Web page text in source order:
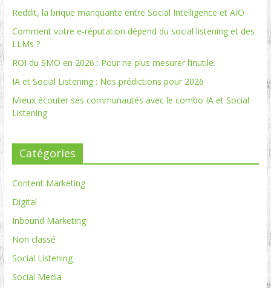
Reddit, la brique manquante entre Social Intelligence et AIO
Comment votre e-réputation dépend du social listening et des
LLMs ?
ROI du SMO en 2026 : Pour ne plus mesurer l’inutile.
IA et Social Listening : Nos prédictions pour 2026
Mieux écouter ses communautés avec le combo IA et Social
Listening
Catégories
Content Marketing
Digital
Inbound Marketing
Non classé
Social Listening
Social Media